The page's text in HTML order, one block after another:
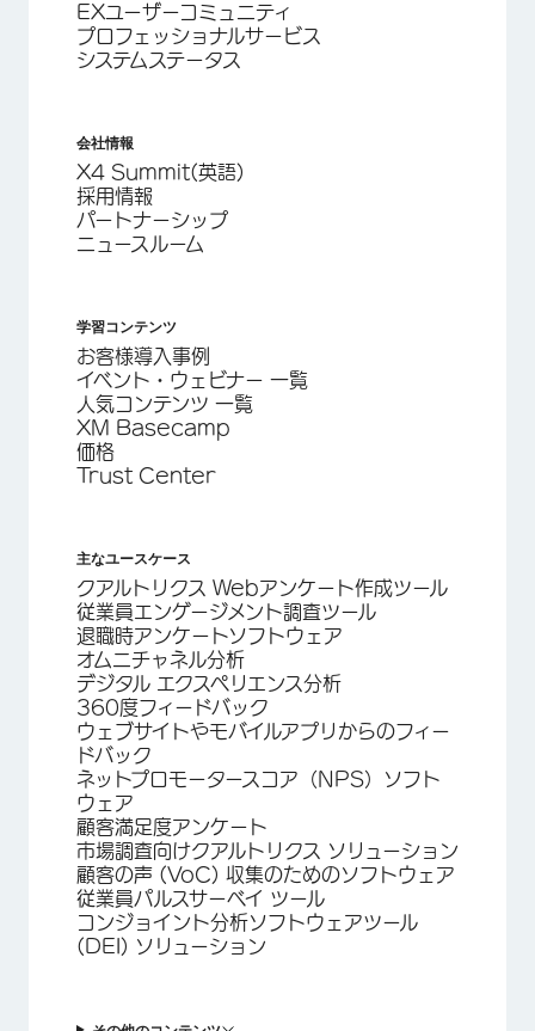
EXユーザーコミュニティ
プロフェッショナルサービス
システムステータス
会社情報
X4 Summit(英語)
採用情報
パートナーシップ
ニュースルーム
学習コンテンツ
お客様導入事例
イベント・ウェビナー 一覧
人気コンテンツ 一覧
XM Basecamp
価格
Trust Center
主なユースケース
クアルトリクス Webアンケート作成ツール
従業員エンゲージメント調査ツール
退職時アンケートソフトウェア
オムニチャネル分析
デジタル エクスペリエンス分析
360度フィードバック
ウェブサイトやモバイルアプリからのフィー
ドバック
ネットプロモータースコア（NPS）ソフト
ウェア
顧客満足度アンケート
市場調査向けクアルトリクス ソリューション
顧客の声 (VoC) 収集のためのソフトウェア
従業員パルスサーベイ ツール
コンジョイント分析ソフトウェアツール
(DEI) ソリューション